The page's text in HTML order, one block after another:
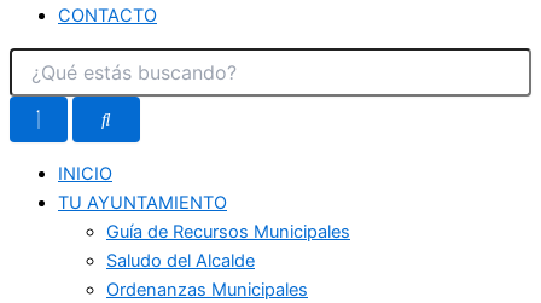
CONTACTO
INICIO
TU AYUNTAMIENTO
Guía de Recursos Municipales
Saludo del Alcalde
Ordenanzas Municipales